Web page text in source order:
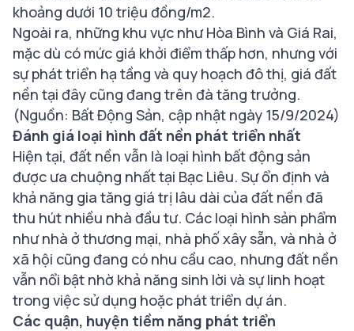
khoảng dưới 10 triệu đồng/m2.
Ngoài ra, những khu vực như Hòa Bình và Giá Rai,
mặc dù có mức giá khởi điểm thấp hơn, nhưng với
sự phát triển hạ tầng và quy hoạch đô thị, giá đất
nền tại đây cũng đang trên đà tăng trưởng.
(Nguồn: Bất Động Sản, cập nhật ngày 15/9/2024)
Đánh giá loại hình đất nền phát triển nhất
Hiện tại, đất nền vẫn là loại hình bất động sản
được ưa chuộng nhất tại Bạc Liêu. Sự ổn định và
khả năng gia tăng giá trị lâu dài của đất nền đã
thu hút nhiều nhà đầu tư. Các loại hình sản phẩm
như nhà ở thương mại, nhà phố xây sẵn, và nhà ở
xã hội cũng đang có nhu cầu cao, nhưng đất nền
vẫn nổi bật nhờ khả năng sinh lời và sự linh hoạt
trong việc sử dụng hoặc phát triển dự án.
Các quận, huyện tiềm năng phát triển